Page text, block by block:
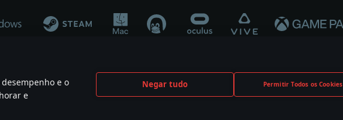
e o
e
Negar tudo Permitir Todos os Cookies
significa participação no desenvolvimento, patrocínio ou aval do respetivo construtor.
are the property of their respective owners.